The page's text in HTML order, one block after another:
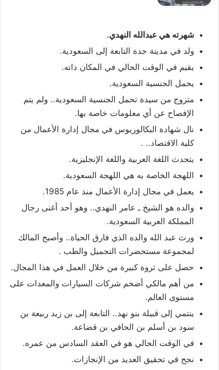
شهرته هي عبدالله النهدي.
ولد في مدينة جدة التابعة إلى السعودية.
يقيم في الوقت الحالي في المكان ذاته.
يحمل الجنسية السعودية.
متزوج من سيدة تحمل الجنسية السعودية.. ولم يتم
الإفصاح عن أي معلومات خاصة بها.
نال شهادة البكالوريوس في مجال إدارة الأعمال من
كلية الاقتصاد.. .
يتحدث اللغة العربية واللغة الإنجليزية.
اللهجة الخاصة به هي اللهجة السعودية.
يعمل في مجال إدارة الأعمال منذ عام 1985.
والده هو الشيخ ـ عامر النهدي.. وهو أحد أغنى رجال
المملكة العربية السعودية.
ورث عبد الله والده الذي فارق الحياة.. وأصبح المالك
لمجموعة مستحضرات التجميل والطب .
حصل على ثروة كبيرة من خلال العمل في هذا المجال.
من أهم مالكي أضخم شركات السيارات والمعدات على
مستوى العالم.
ينتمي إلى قبيلة بنو نهد.. التابعة إلى بن زيد ربيعة بن
سود بن أسلم بن الحافي بن قضاعة.
في الوقت الحالي هو في العقد السادس من عمره.
نجح في تحقيق العديد من الإنجازات.